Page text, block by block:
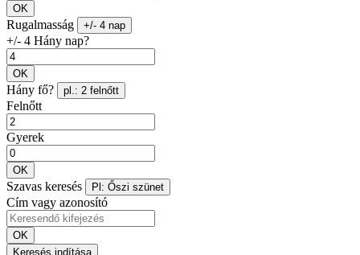
OK
Rugalmasság +/- 4 nap
+/- 4 Hány nap?
OK
Hány fő? pl.: 2 felnőtt
Felnőtt
Gyerek
OK
Szavas keresés Pl: Őszi szünet
Cím vagy azonosító
OK
Keresés indítása